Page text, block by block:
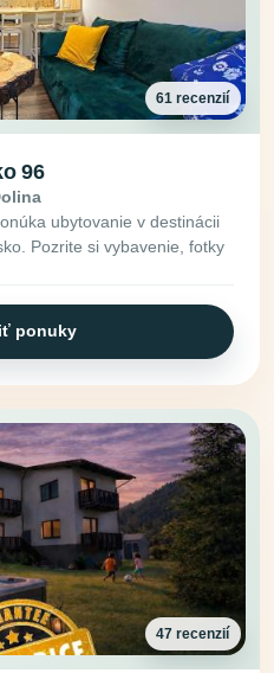
61 recenzií
96
ubytovanie v destinácii
Pozrite si vybavenie, fotky
ponuky
47 recenzií